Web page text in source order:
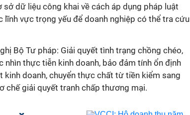
dữ liệu công khai về cách áp dụng pháp luật
vực trọng yếu để doanh nghiệp có thể tra cứu
Bộ Tư pháp: Giải quyết tình trạng chồng chéo,
thực tiễn kinh doanh, bảo đảm tính ổn định
kinh doanh, chuyển thực chất từ tiền kiểm sang
chế giải quyết tranh chấp thương mại.